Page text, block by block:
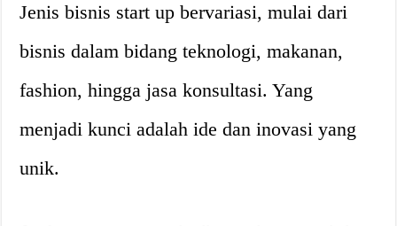
Jenis bisnis start up bervariasi, mulai dari
bisnis dalam bidang teknologi, makanan,
fashion, hingga jasa konsultasi. Yang
menjadi kunci adalah ide dan inovasi yang
unik.